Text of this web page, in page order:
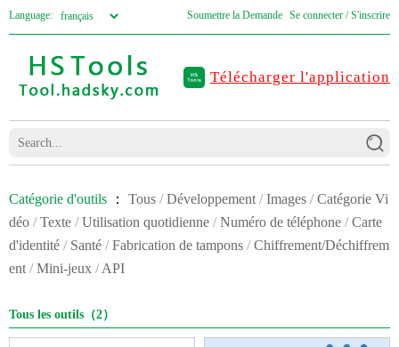
Language: Soumettre la Demande Se connecter / S'inscrire
Télécharger l'application
Catégorie d'outils ： Tous / Développement / Images / Catégorie Vi
déo / Texte / Utilisation quotidienne / Numéro de téléphone / Carte
d'identité / Santé / Fabrication de tampons / Chiffrement/Déchiffrem
ent / Mini-jeux / API
Tous les outils（2）